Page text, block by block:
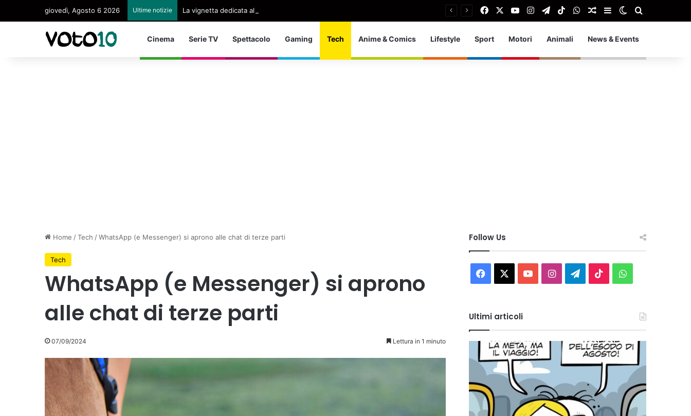
giovedì, Agosto 6 2026 Ultime notizie La vignetta dedicata all’esodo di agosto FacebookYou TubeInstagram
TelegramTikTokWhatsApp
Articolo Random
Barra laterale
Cambia aspetto
Cinema Serie TV Spettacolo Gaming Tech Anime & Comics Lifestyle Sport Motori Animali News & Events
Home /Tech /WhatsApp (e Messenger) si aprono alle chat di terze parti
Tech
WhatsApp (e Messenger) si aprono
alle chat di terze parti
07/09/2024 Lettura in 1 minuto
Follow Us
Facebook You InstagramTelegram
TikTokWhatsApp
Ultimi articoli